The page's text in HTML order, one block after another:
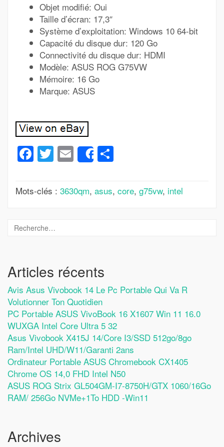
Objet modifié: Oui
Taille d’écran: 17,3″
Système d’exploitation: Windows 10 64-bit
Capacité du disque dur: 120 Go
Connectivité du disque dur: HDMI
Modèle: ASUS ROG G75VW
Mémoire: 16 Go
Marque: ASUS
Facebook
Twitter
Email
Share
Mots-clés : 3630qm, asus, core, g75vw, intel
Articles récents
Avis Asus Vivobook 14 Le Pc Portable Qui Va R
Volutionner Ton Quotidien
PC Portable ASUS VivoBook 16 X1607 Win 11 16.0
WUXGA Intel Core Ultra 5 32
Asus Vivobook X415J 14/Core I3/SSD 512go/8go
Ram/Intel UHD/W11/Garanti 2ans
Ordinateur Portable ASUS Chromebook CX1405
Chrome OS 14,0 FHD Intel N50
ASUS ROG Strix GL504GM-I7-8750H/GTX 1060/16Go
RAM/ 256Go NVMe+1To HDD -Win11
Archives